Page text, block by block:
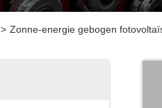
> Zonne-energie gebogen